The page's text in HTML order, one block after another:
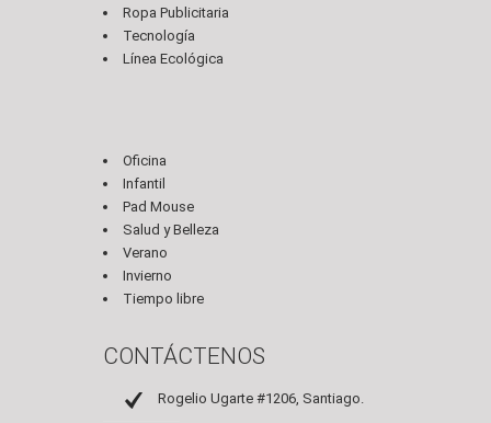
Ropa Publicitaria
Tecnología
Línea Ecológica
Oficina
Infantil
Pad Mouse
Salud y Belleza
Verano
Invierno
Tiempo libre
CONTÁCTENOS
Rogelio Ugarte #1206, Santiago.